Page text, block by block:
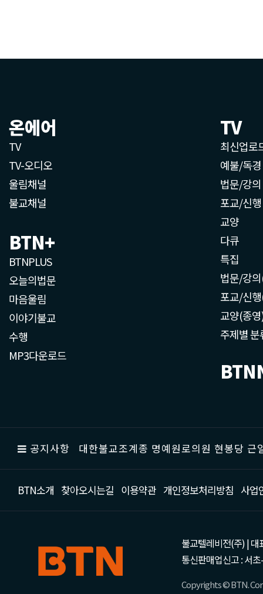
온에어
TV
TV-오디오
울림채널
불교채널
BTN+
BTNPLUS
오늘의법문
마음울림
이야기불교
수행
MP3다운로드
TV
최신업로
예불/독경
법문/강의
포교/신행
교양
다큐
특집
법문/강
포교/신
교양(종
주제별 분
공지사항 대한불교조계종 명예원로의원 현봉당
BTN소개 찾아오시는길 이용약관 개인정보처리방침 사업
불교텔레비전(주) | 대
통신판매업신고 : 서
Copyrights © BTN.